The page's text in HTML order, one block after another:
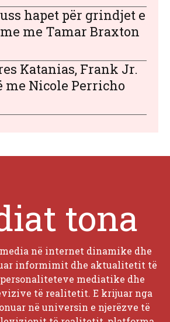
hapet për grindjet e
me Tamar Braxton
Katanias, Frank Jr.
Nicole Perricho
tona
në internet dinamike dhe
informimit dhe aktualitetit të
mediatike dhe
të realitetit. E krijuar nga
në universin e njerëzve të